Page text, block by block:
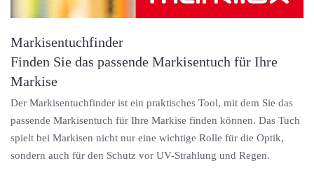
Markisentuchfinder
Finden Sie das passende Markisentuch für Ihre
Markise
Der Markisentuchfinder ist ein praktisches Tool, mit dem Sie das
passende Markisentuch für Ihre Markise finden können. Das Tuch
spielt bei Markisen nicht nur eine wichtige Rolle für die Optik,
sondern auch für den Schutz vor UV-Strahlung und Regen.